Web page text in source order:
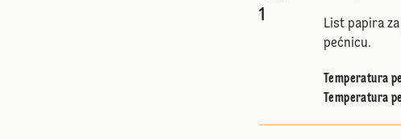
1
List papira
pećnicu.
Temperatura
Temperatura